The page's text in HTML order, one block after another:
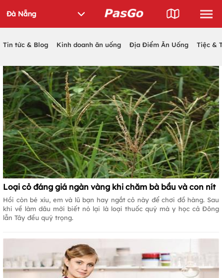
Tin tức & Blog Kinh doanh ăn uống Địa Điểm Ăn Uống Tiệc &
Loại cỏ đáng giá ngàn vàng khi chăm bà bầu và con nít
Hồi còn bé xíu, em và lũ bạn hay ngắt cỏ này để chơi đồ hàng. Sau
khi về làm dâu mới biết nó lại là loại thuốc quý mà y học cả Đông
lẫn Tây đều quý trọng.